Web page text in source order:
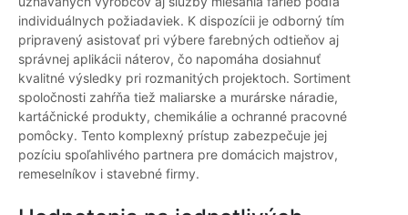
individuálnych požiadaviek. K dispozícii je odborný tím
pripravený asistovať pri výbere farebných odtieňov aj
správnej aplikácii náterov, čo napomáha dosiahnuť
kvalitné výsledky pri rozmanitých projektoch. Sortiment
spoločnosti zahŕňa tiež maliarske a murárske náradie,
kartáčnické produkty, chemikálie a ochranné pracovné
pomôcky. Tento komplexný prístup zabezpečuje jej
pozíciu spoľahlivého partnera pre domácich majstrov,
remeselníkov i stavebné firmy.